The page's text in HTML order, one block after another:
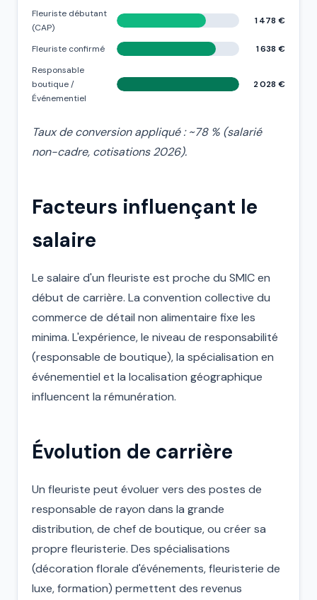
Fleuriste débutant
(CAP)
1 478 €
Fleuriste confirmé
1 638 €
Responsable
boutique /
Événementiel
2 028 €
Taux de conversion appliqué : ~78 % (salarié
non-cadre, cotisations 2026).
Facteurs influençant le
salaire
Le salaire d'un fleuriste est proche du SMIC en
début de carrière. La convention collective du
commerce de détail non alimentaire fixe les
minima. L'expérience, le niveau de responsabilité
(responsable de boutique), la spécialisation en
événementiel et la localisation géographique
influencent la rémunération.
Évolution de carrière
Un fleuriste peut évoluer vers des postes de
responsable de rayon dans la grande
distribution, de chef de boutique, ou créer sa
propre fleuristerie. Des spécialisations
(décoration florale d'événements, fleuristerie de
luxe, formation) permettent des revenus